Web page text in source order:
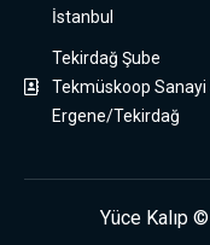
İstanbul
Tekirdağ Şube
Tekmüskoop Sanayi
Ergene/Tekirdağ
Yüce Kalıp ©